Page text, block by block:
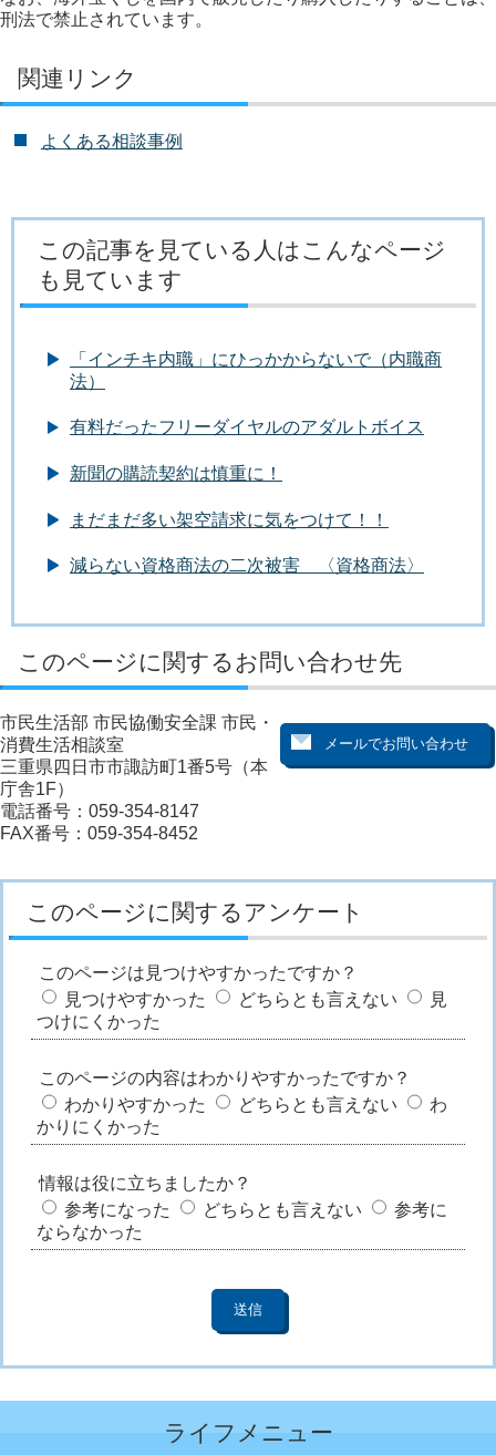
刑法で禁止されています。
関連リンク
よくある相談事例
この記事を見ている人はこんなページ
も見ています
「インチキ内職」にひっかからないで（内職商
法）
有料だったフリーダイヤルのアダルトボイス
新聞の購読契約は慎重に！
まだまだ多い架空請求に気をつけて！！
減らない資格商法の二次被害 〈資格商法〉
このページに関するお問い合わせ先
市民生活部 市民協働安全課 市民・
消費生活相談室
三重県四日市市諏訪町1番5号（本
庁舎1F）
電話番号：059-354-8147
FAX番号：059-354-8452
このページに関するアンケート
このページは見つけやすかったですか？
見つけやすかった
どちらとも言えない
見
つけにくかった
このページの内容はわかりやすかったですか？
わかりやすかった
どちらとも言えない
わ
かりにくかった
情報は役に立ちましたか？
参考になった
どちらとも言えない
参考に
ならなかった
ライフメニュー